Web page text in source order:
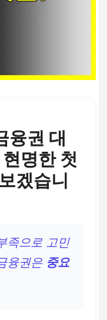
융권 대
명한 첫
겠습니
족으로 고민
융권은 중요